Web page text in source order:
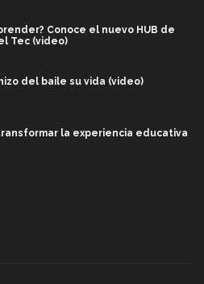
Conoce el nuevo HUB de
Tec (video)
del baile su vida (video)
la experiencia educativa